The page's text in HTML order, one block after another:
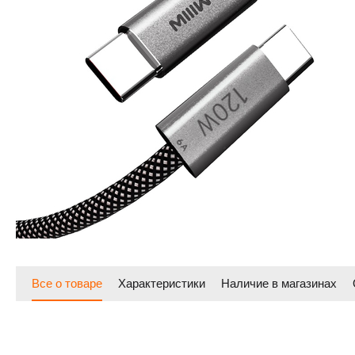
Все о товаре Характеристики Наличие в магазинах